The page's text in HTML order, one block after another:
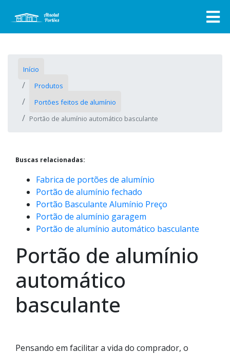
Início
Produtos
Portões feitos de alumínio
Portão de alumínio automático basculante
Buscas relacionadas:
Fabrica de portões de alumínio
Portão de alumínio fechado
Portão Basculante Alumínio Preço
Portão de alumínio garagem
Portão de alumínio automático basculante
Portão de alumínio
automático
basculante
Pensando em facilitar a vida do comprador, o